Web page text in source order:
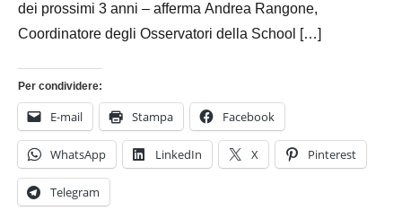
dei prossimi 3 anni – afferma Andrea Rangone,
Coordinatore degli Osservatori della School […]
Per condividere:
E-mail Stampa Facebook
WhatsApp LinkedIn X Pinterest
Telegram